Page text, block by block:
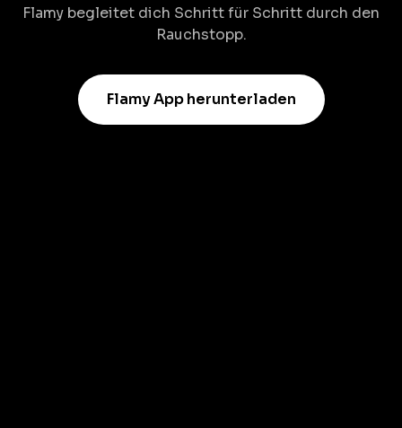
Flamy begleitet dich Schritt für Schritt durch den
Rauchstopp.
Flamy App herunterladen